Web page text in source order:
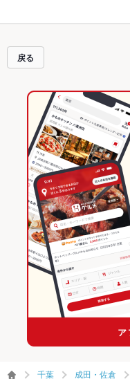
ムや季節のおすすめ料理など、
み会にも、会社の宴会にも、デ
パーグルメをご利用ください。
戻る
千葉 成田・佐倉